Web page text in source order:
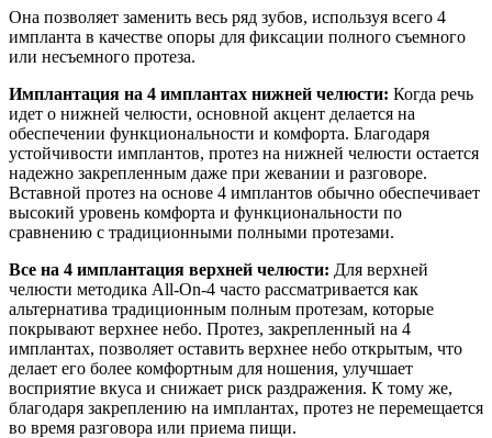
Она позволяет заменить весь ряд зубов, используя всего 4
импланта в качестве опоры для фиксации полного съемного
или несъемного протеза.
Имплантация на 4 имплантах нижней челюсти: Когда речь
идет о нижней челюсти, основной акцент делается на
обеспечении функциональности и комфорта. Благодаря
устойчивости имплантов, протез на нижней челюсти остается
надежно закрепленным даже при жевании и разговоре.
Вставной протез на основе 4 имплантов обычно обеспечивает
высокий уровень комфорта и функциональности по
сравнению с традиционными полными протезами.
Все на 4 имплантация верхней челюсти: Для верхней
челюсти методика All-On-4 часто рассматривается как
альтернатива традиционным полным протезам, которые
покрывают верхнее небо. Протез, закрепленный на 4
имплантах, позволяет оставить верхнее небо открытым, что
делает его более комфортным для ношения, улучшает
восприятие вкуса и снижает риск раздражения. К тому же,
благодаря закреплению на имплантах, протез не перемещается
во время разговора или приема пищи.